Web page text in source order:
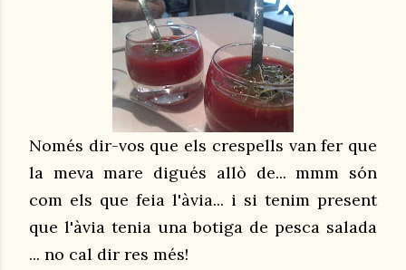
Només dir-vos que els crespells van fer que
la meva mare digués allò de... mmm són
com els que feia l'àvia... i si tenim present
que l'àvia tenia una botiga de pesca salada
... no cal dir res més!